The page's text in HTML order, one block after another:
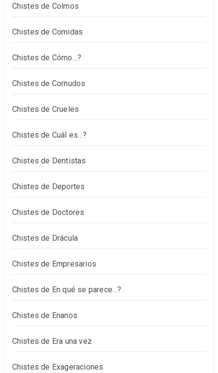
Chistes de Colmos
Chistes de Comidas
Chistes de Cómo…?
Chistes de Cornudos
Chistes de Crueles
Chistes de Cuál es…?
Chistes de Dentistas
Chistes de Deportes
Chistes de Doctores
Chistes de Drácula
Chistes de Empresarios
Chistes de En qué se parece…?
Chistes de Enanos
Chistes de Era una vez
Chistes de Exageraciones